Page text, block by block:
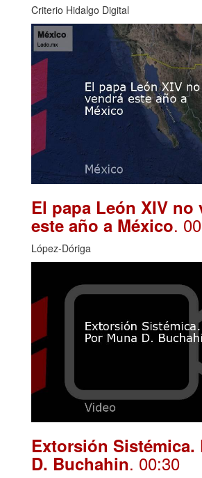
Criterio Hidalgo Digital
El papa León XIV no
este año a México.
López-Dóriga
Extorsión Sistémica.
D. Buchahin. 00:30